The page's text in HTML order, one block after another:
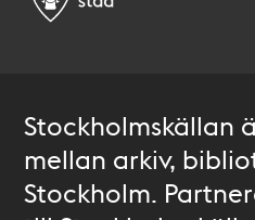
Stockholmskällan
mellan arkiv,
Stockholm.